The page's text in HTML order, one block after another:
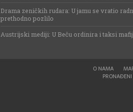
Drama zeničkih rudara: U jamu se vratio
prethodno pozlilo
Austrijski mediji: U Beču ordinira i taksi
O NAMA